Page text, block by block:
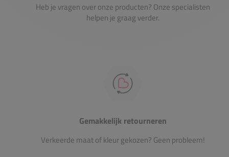
Heb je vragen over onze producten? Onze specialisten
helpen je graag verder.
Gemakkelijk retourneren
Verkeerde maat of kleur gekozen? Geen probleem!